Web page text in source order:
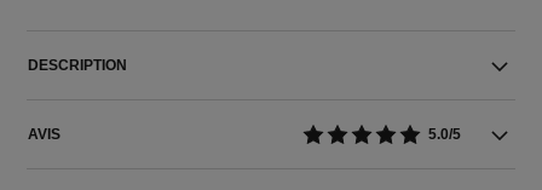
DESCRIPTION
AVIS 5.0/5